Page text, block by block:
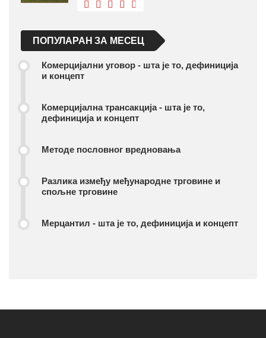
ПОПУЛАРАН ЗА МЕСЕЦ
Комерцијални уговор - шта је то, дефиниција
и концепт
Комерцијална трансакција - шта је то,
дефиниција и концепт
Методе пословног вредновања
Разлика између међународне трговине и
спољне трговине
Мерцантил - шта је то, дефиниција и концепт